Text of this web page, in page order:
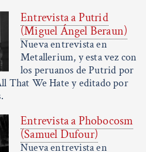
Entrevista a Putrid
(Miguel Ángel Beraun)
Nueva entrevista en
Metallerium, y esta vez con
los peruanos de Putrid por
That We Hate y editado por
Entrevista a Phobocosm
(Samuel Dufour)
Nueva entrevista en